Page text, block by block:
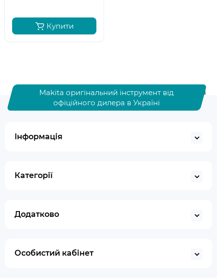
Купити
Makita оригінальний інструмент від
офіційного дилера в Україні
Інформація
Категорії
Додатково
Особистий кабінет